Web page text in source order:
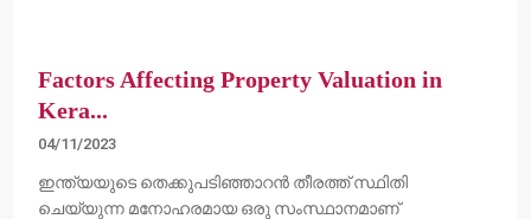
Factors Affecting Property Valuation in
Kera...
04/11/2023
ഇന്ത്യയുടെ തെക്കുപടിഞ്ഞാറൻ തീരത്ത് സ്ഥിതി
ചെയ്യുന്ന മനോഹരമായ ഒരു സംസ്ഥാനമാണ്